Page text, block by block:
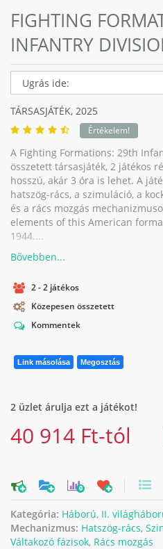
FIGHTING
INFANTRY
TÁRSASJÁTÉK, 2025
Értékelem!
A Fighting Formations: 29th
összetett társasjáték, 2 játékos
hosszú, akár 3 óra is lehet. A
hatszög-rács, a szimuláció, a
és a rács mozgás
elements of this American
1944....
2 - 2 játékos
Közepesen összetett
Kommentek
Link másolása Megosztás
2 üzlet árulja ezt a játékot!
40 914 Ft-tól
0
Kategória: Háború, II.
Mechanizmus: Hatszög-rács,
Váltakozó fázisok, Rács mozgás